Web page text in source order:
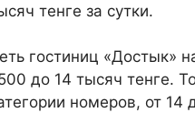
тенге за сутки.
гостиниц «Достык»
до 14 ты­сяч тенге.
номеров, от 14